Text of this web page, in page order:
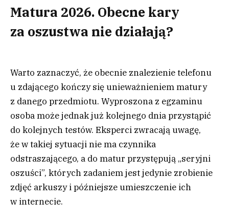
Matura 2026. Obecne kary
za oszustwa nie działają?
Warto zaznaczyć, że obecnie znalezienie telefonu
u zdającego kończy się unieważnieniem matury
z danego przedmiotu. Wyproszona z egzaminu
osoba może jednak już kolejnego dnia przystąpić
do kolejnych testów. Eksperci zwracają uwagę,
że w takiej sytuacji nie ma czynnika
odstraszającego, a do matur przystępują „seryjni
oszuści”, których zadaniem jest jedynie zrobienie
zdjęć arkuszy i późniejsze umieszczenie ich
w internecie.